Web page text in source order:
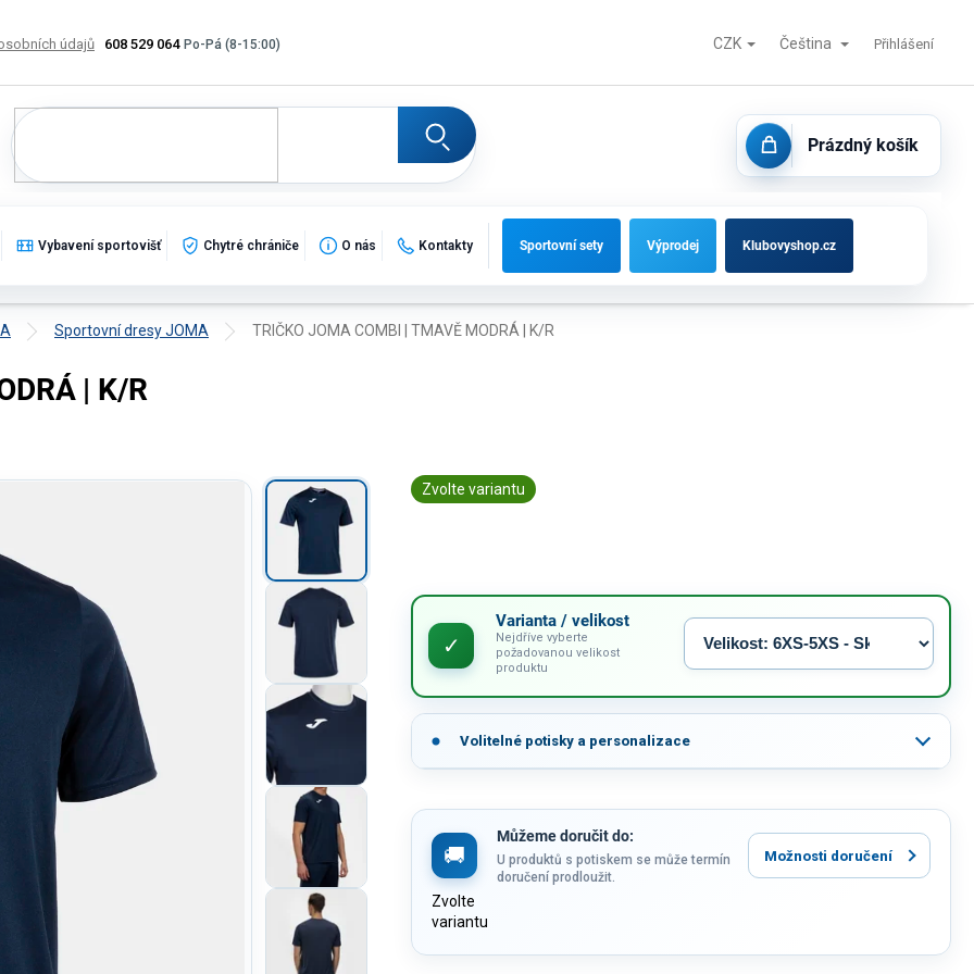
608 529 064
údajů Výměna, vrácení a reklamace zboží Fotbalové branky, střídačky a vybavení hřišť Kontakty
CZK Čeština Přihlášení
NÁKUPNÍ
KOŠÍK
Prázdný košík
Vybavení sportovišť Chytré chrániče O nás Kontakty Sportovní sety Výprodej Klubovyshop.cz
Sportovní dresy JOMA TRIČKO JOMA COMBI | TMAVĚ MODRÁ | K/R
| K/R
Zvolte variantu
Varianta / velikost
Nejdříve vyberte
požadovanou velikost
produktu
Volitelné potisky a personalizace
Můžeme doručit do:
Zvolte
variantu
U produktů s potiskem se může termín
doručení prodloužit.
Možnosti doručení